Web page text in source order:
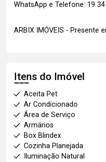
WhatsApp e Telefone: 19
ARBIX IMÓVEIS - Presente
Itens do Imóvel
Aceita Pet
Ar Condicionado
Área de Serviço
Armários
Box Blindex
Cozinha Planejada
Iluminação Natural